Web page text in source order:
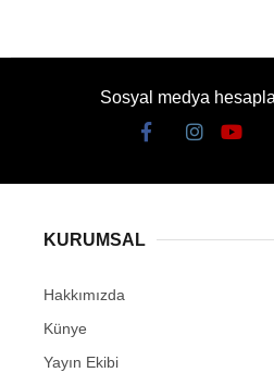
Sosyal medya
KURUMSAL
Hakkımızda
Künye
Yayın Ekibi